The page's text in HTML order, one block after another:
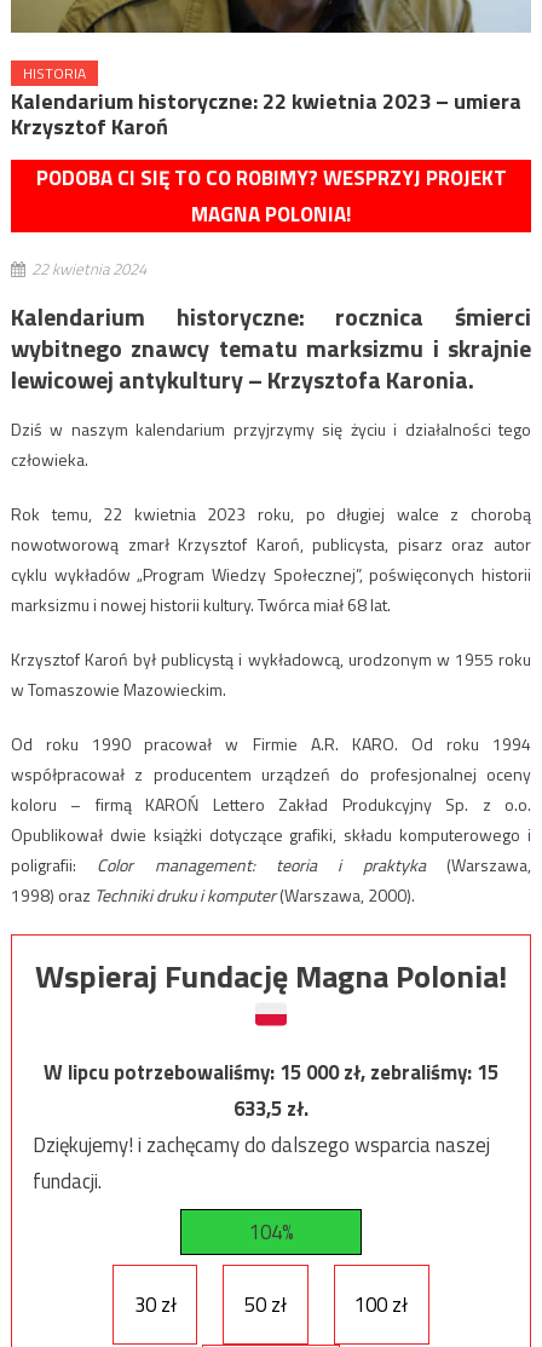
HISTORIA
Kalendarium historyczne: 22 kwietnia 2023 – umiera
Krzysztof Karoń
PODOBA CI SIĘ TO CO ROBIMY? WESPRZYJ PROJEKT
MAGNA POLONIA!
22 kwietnia 2024
Kalendarium historyczne: rocznica śmierci
wybitnego znawcy tematu marksizmu i skrajnie
lewicowej antykultury – Krzysztofa Karonia.
Dziś w naszym kalendarium przyjrzymy się życiu i działalności tego
człowieka.
Rok temu, 22 kwietnia 2023 roku, po długiej walce z chorobą
nowotworową zmarł Krzysztof Karoń, publicysta, pisarz oraz autor
cyklu wykładów „Program Wiedzy Społecznej”, poświęconych historii
marksizmu i nowej historii kultury. Twórca miał 68 lat.
Krzysztof Karoń był publicystą i wykładowcą, urodzonym w 1955 roku
w Tomaszowie Mazowieckim.
Od roku 1990 pracował w Firmie A.R. KARO. Od roku 1994
współpracował z producentem urządzeń do profesjonalnej oceny
koloru – firmą KAROŃ Lettero Zakład Produkcyjny Sp. z o.o.
Opublikował dwie książki dotyczące grafiki, składu komputerowego i
poligrafii: Color management: teoria i praktyka(Warszawa,
1998) oraz Techniki druku i komputer(Warszawa, 2000).
Wspieraj Fundację Magna Polonia!
W lipcu potrzebowaliśmy:15 000zł, zebraliśmy:15
633,5zł.
Dziękujemy! i zachęcamy do dalszego wsparcia naszej
fundacji.
104%
30 zł 50 zł 100 zł